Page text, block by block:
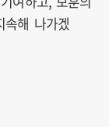
해 나가겠